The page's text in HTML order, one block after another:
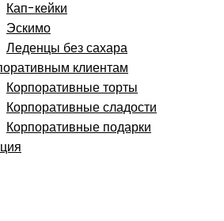
Кап-кейки
Эскимо
Леденцы без сахара
клиентам
Корпоративные торты
Корпоративные сладости
Корпоративные подарки